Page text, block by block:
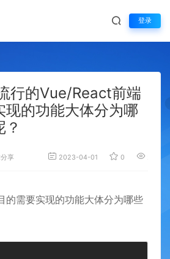
登录
行的Vue/React前端
现的功能大体分为哪
享 2023-04-01 0
的需要实现的功能大体分为哪些